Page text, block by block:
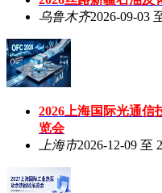
乌鲁木齐2026-09-03
2026上海国际光通信
览会
上海市2026-12-09 至